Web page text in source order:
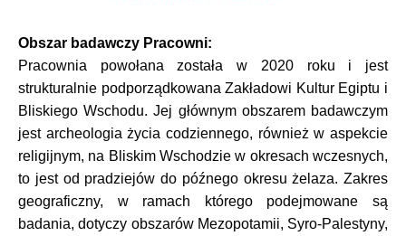
Obszar badawczy Pracowni:
Pracownia powołana została w 2020 roku i jest
strukturalnie podporządkowana Zakładowi Kultur Egiptu i
Bliskiego Wschodu. Jej głównym obszarem badawczym
jest archeologia życia codziennego, również w aspekcie
religijnym, na Bliskim Wschodzie w okresach wczesnych,
to jest od pradziejów do późnego okresu żelaza. Zakres
geograficzny, w ramach którego podejmowane są
badania, dotyczy obszarów Mezopotamii, Syro-Palestyny,